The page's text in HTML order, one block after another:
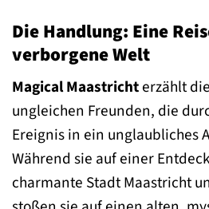
Die Handlung: Eine
verborgene Welt
Magical Maastrichterzählt
ungleichen Freunden, die
Ereignis in ein unglaubliches
Während sie auf einer
charmante Stadt Maastricht